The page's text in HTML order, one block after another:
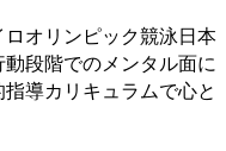
オリンピック競泳日本
段階でのメンタル面に
導カリキュラムで心と